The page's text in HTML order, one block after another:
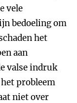
vele
bedoeling om
het
aan
valse indruk
probleem
niet over